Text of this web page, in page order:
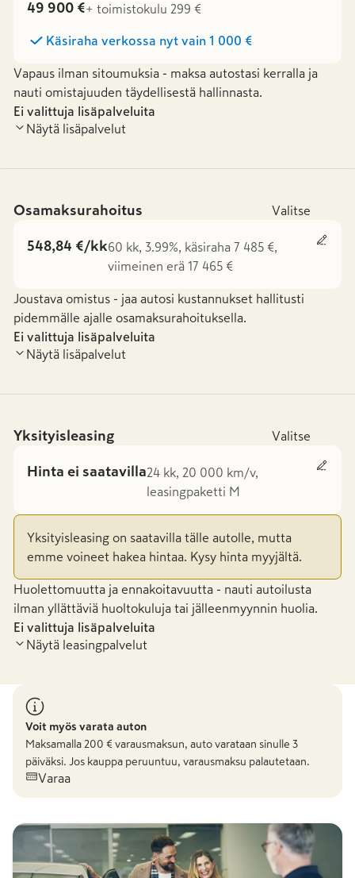
49 900 €+ toimistokulu 299 €
Käsiraha verkossa nyt vain 1 000 €
Vapaus ilman sitoumuksia - maksa autostasi kerralla ja
nauti omistajuuden täydellisestä hallinnasta.
Ei valittuja lisäpalveluita
Näytä lisäpalvelut
Osamaksurahoitus Valitse
548,84 €/kk60 kk, 3.99%, käsiraha 7 485 €,
viimeinen erä 17 465 €
Joustava omistus - jaa autosi kustannukset hallitusti
pidemmälle ajalle osamaksurahoituksella.
Ei valittuja lisäpalveluita
Näytä lisäpalvelut
Yksityisleasing Valitse
Hinta ei saatavilla24 kk, 20 000 km/v,
leasingpaketti M
Yksityisleasing on saatavilla tälle autolle, mutta
emme voineet hakea hintaa. Kysy hinta myyjältä.
Huolettomuutta ja ennakoitavuutta - nauti autoilusta
ilman yllättäviä huoltokuluja tai jälleenmyynnin huolia.
Ei valittuja lisäpalveluita
Näytä leasingpalvelut
Voit myös varata auton
Maksamalla 200 € varausmaksun, auto varataan sinulle 3
päiväksi. Jos kauppa peruuntuu, varausmaksu palautetaan.
Varaa